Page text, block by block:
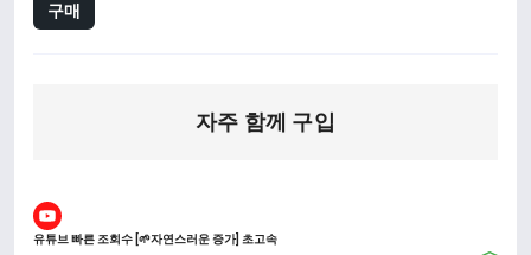
구매
자주 함께 구입
유튜브 빠른 조회수 [🌱자연스러운 증가] 초고속